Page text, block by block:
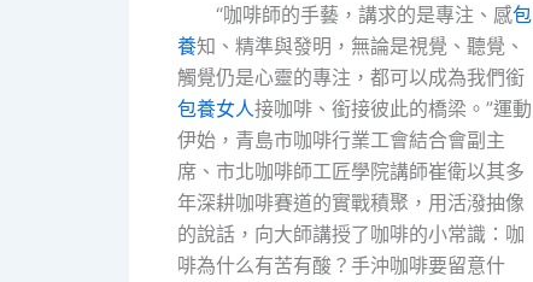
“咖啡師的手藝，講求的是專注、感包
養知、精準與發明，無論是視覺、聽覺、
觸覺仍是心靈的專注，都可以成為我們銜
包養女人接咖啡、銜接彼此的橋梁。”運動
伊始，青島市咖啡行業工會結合會副主
席、市北咖啡師工匠學院講師崔衛以其多
年深耕咖啡賽道的實戰積聚，用活潑抽像
的說話，向大師講授了咖啡的小常識：咖
啡為什么有苦有酸？手沖咖啡要留意什